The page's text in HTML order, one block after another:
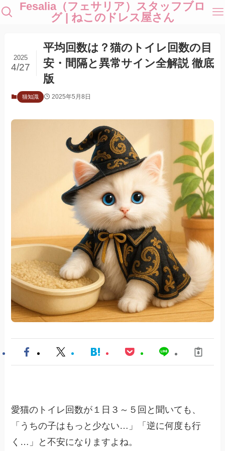
Fesalia（フェサリア）スタッフブロ
グ | ねこのドレス屋さん
平均回数は？猫のトイレ回数の目
安・間隔と異常サイン全解説 徹底
版
2025
4/27
猫知識 2025年5月8日
愛猫のトイレ回数が１日３～５回と聞いても、
「うちの子はもっと少ない…」「逆に何度も行
く…」と不安になりますよね。